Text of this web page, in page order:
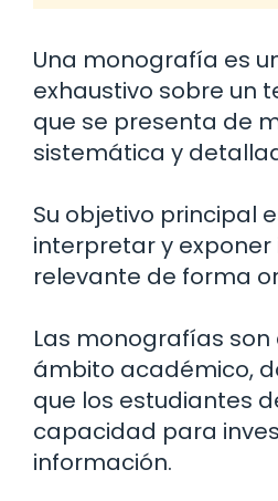
Una monografía es
exhaustivo sobre un
que se presenta de
sistemática y
Su objetivo principal
interpretar y
relevante de forma
Las monografías son
ámbito académico,
que los estudiantes
capacidad para
información.